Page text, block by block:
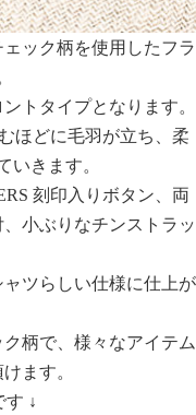
ック柄を使用したフラ
トタイプとなります。
ほどに毛羽が立ち、柔
いきます。
刻印入りボタン、両
小ぶりなチンストラッ
ツらしい仕様に仕上が
柄で、様々なアイテム
ます。
す ↓